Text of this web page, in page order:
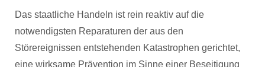
Das staatliche Handeln ist rein reaktiv auf die
notwendigsten Reparaturen der aus den
Störereignissen entstehenden Katastrophen gerichtet,
eine wirksame Prävention im Sinne einer Beseitigung